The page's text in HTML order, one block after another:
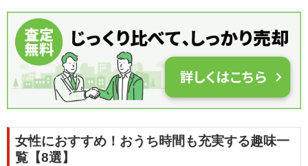
女性におすすめ！おうち時間も充実する趣味一
覧【8選】